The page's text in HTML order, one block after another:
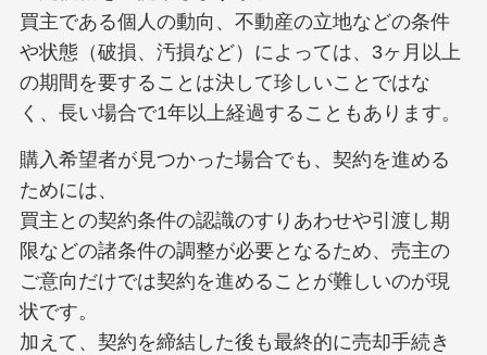
買主である個人の動向、不動産の立地などの条件
や状態（破損、汚損など）によっては、3ヶ月以上
の期間を要することは決して珍しいことではな
く、長い場合で1年以上経過することもあります。
購入希望者が見つかった場合でも、契約を進める
ためには、
買主との契約条件の認識のすりあわせや引渡し期
限などの諸条件の調整が必要となるため、売主の
ご意向だけでは契約を進めることが難しいのが現
状です。
加えて、契約を締結した後も最終的に売却手続き